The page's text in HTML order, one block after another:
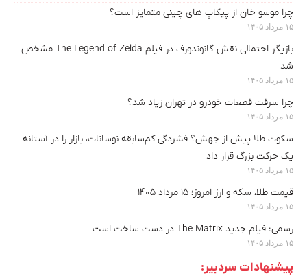
چرا موسو خان از پیکاپ های چینی متمایز است؟
۱۵ مرداد ۱۴۰۵
بازیگر احتمالی نقش گانوندورف در فیلم The Legend of Zelda مشخص
شد
۱۵ مرداد ۱۴۰۵
چرا سرقت قطعات خودرو در تهران زیاد شد؟
۱۵ مرداد ۱۴۰۵
سکوت طلا پیش از جهش؟ فشردگی کم‌سابقه نوسانات، بازار را در آستانه
یک حرکت بزرگ قرار داد
۱۵ مرداد ۱۴۰۵
قیمت طلا، سکه و ارز امروز؛ ۱۵ مرداد ۱۴۰۵
۱۵ مرداد ۱۴۰۵
رسمی: فیلم جدید The Matrix در دست ساخت است
۱۵ مرداد ۱۴۰۵
پیشنهادات سردبیر: